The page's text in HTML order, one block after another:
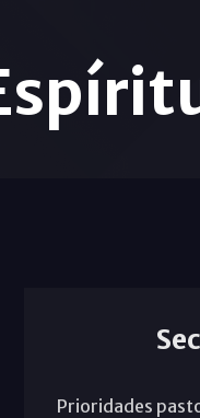
Prioridades